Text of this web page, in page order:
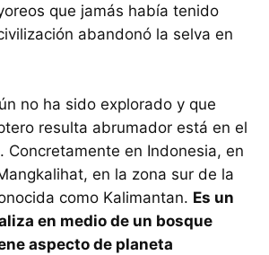
que jamás había tenido
abandonó la selva en
no ha sido explorado y que
resulta abrumador está en el
Concretamente en Indonesia, en
en la zona sur de la
como Kalimantan. Es un
en medio de un bosque
aspecto de planeta